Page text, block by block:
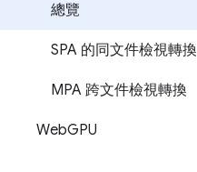
總覽
SPA 的同文件檢視轉換
MPA 跨文件檢視轉換
WebGPU